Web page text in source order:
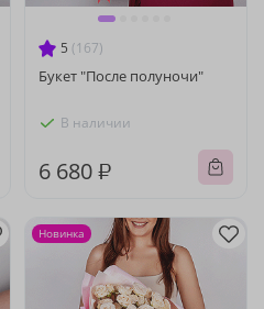
5 (167)
Букет "После полуночи"
В наличии
6 680 ₽
Новинка